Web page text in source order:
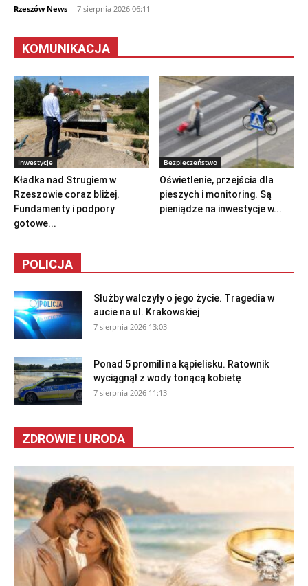
Rzeszów News - 7 sierpnia 2026 06:11
KOMUNIKACJA
Inwestycje
Kładka nad Strugiem w
Rzeszowie coraz bliżej.
Fundamenty i podpory
gotowe...
Bezpieczeństwo
Oświetlenie, przejścia dla
pieszych i monitoring. Są
pieniądze na inwestycje w...
POLICJA
Służby walczyły o jego życie. Tragedia w
aucie na ul. Krakowskiej
7 sierpnia 2026 13:03
Ponad 5 promili na kąpielisku. Ratownik
wyciągnął z wody tonącą kobietę
7 sierpnia 2026 11:13
ZDROWIE I URODA